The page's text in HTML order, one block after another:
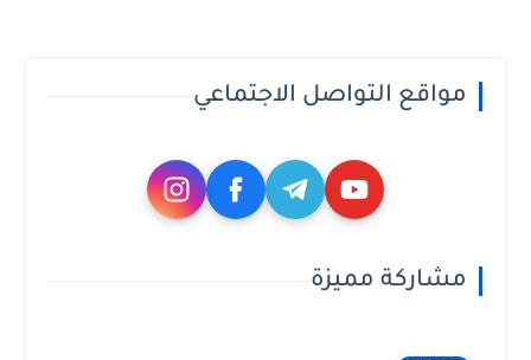
مواقع التواصل الاجتماعي
مشاركة مميزة